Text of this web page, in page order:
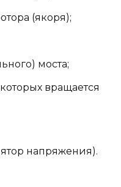
(якоря);
моста;
вращается
напряжения).